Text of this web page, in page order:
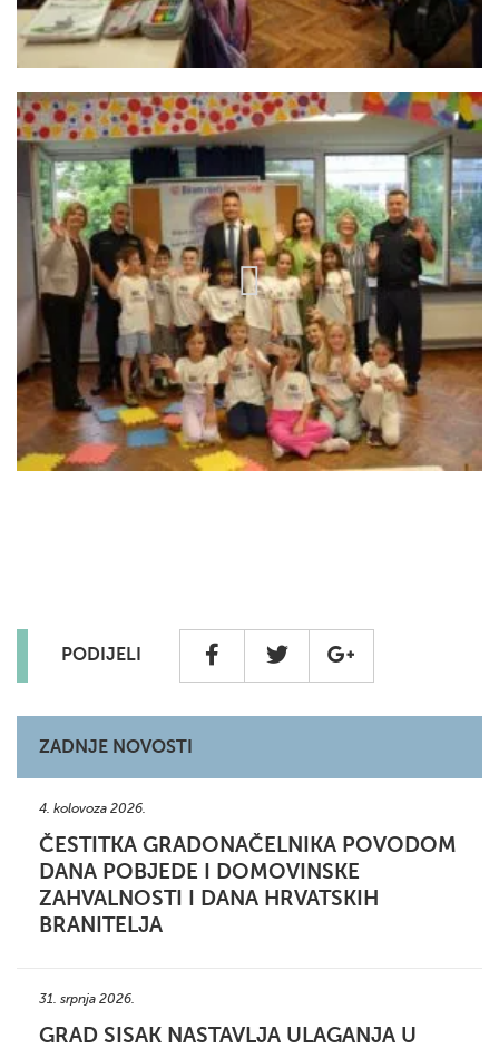
PODIJELI
ZADNJE NOVOSTI
4. kolovoza 2026.
ČESTITKA GRADONAČELNIKA POVODOM
DANA POBJEDE I DOMOVINSKE
ZAHVALNOSTI I DANA HRVATSKIH
BRANITELJA
31. srpnja 2026.
GRAD SISAK NASTAVLJA ULAGANJA U